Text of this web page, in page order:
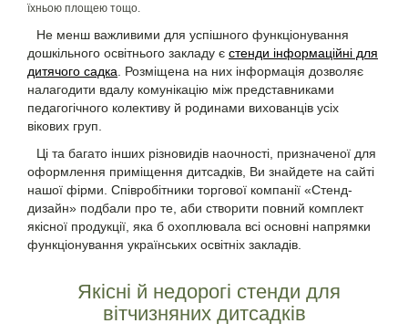
їхньою площею тощо.
Не менш важливими для успішного функціонування
дошкільного освітнього закладу є стенди інформаційні для
дитячого садка . Розміщена на них інформація дозволяє
налагодити вдалу комунікацію між представниками
педагогічного колективу й родинами вихованців усіх
вікових груп.
Ці та багато інших різновидів наочності, призначеної для
оформлення приміщення дитсадків, Ви знайдете на сайті
нашої фірми. Співробітники торгової компанії «Стенд-
дизайн» подбали про те, аби створити повний комплект
якісної продукції, яка б охоплювала всі основні напрямки
функціонування українських освітніх закладів.
Якісні й недорогі стенди для
вітчизняних дитсадків